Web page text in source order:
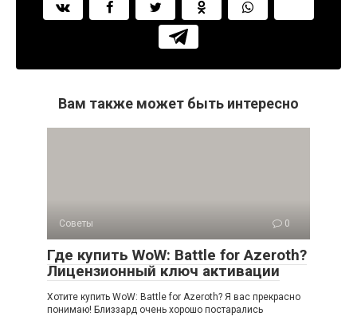
Вам также может быть интересно
Советы 0
Где купить WoW: Battle for Azeroth?
Лицензионный ключ активации
Хотите купить WoW: Battle for Azeroth? Я вас прекрасно
понимаю! Близзард очень хорошо постарались